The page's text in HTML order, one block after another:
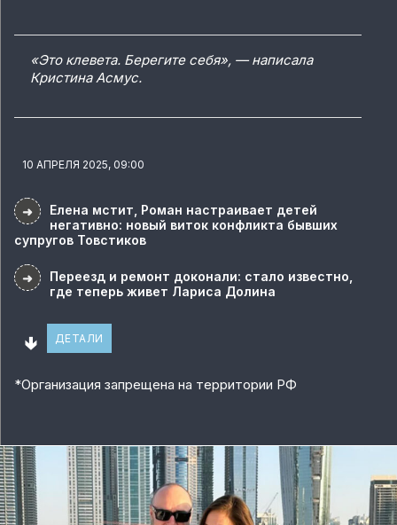
«Это клевета. Берегите себя», — написала
Кристина Асмус.
10 АПРЕЛЯ 2025, 09:00
➜
Елена мстит, Роман настраивает детей
негативно: новый виток конфликта бывших
супругов Товстиков
➜
Переезд и ремонт доконали: стало известно,
где теперь живет Лариса Долина
🢃 ДЕТАЛИ
*Организация запрещена на территории РФ